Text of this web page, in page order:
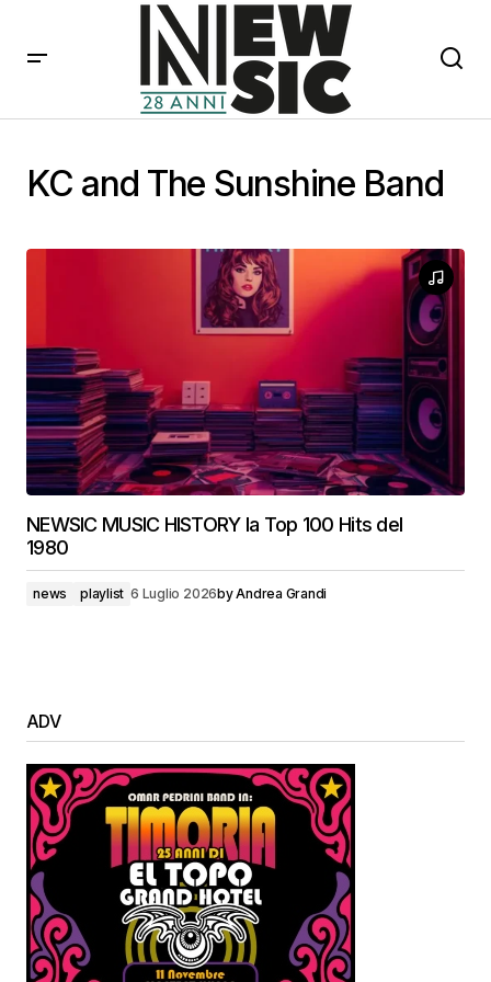
KC and The Sunshine Band
NEWSIC MUSIC HISTORY la Top 100 Hits del
1980
news playlist 6 Luglio 2026byAndrea Grandi
ADV